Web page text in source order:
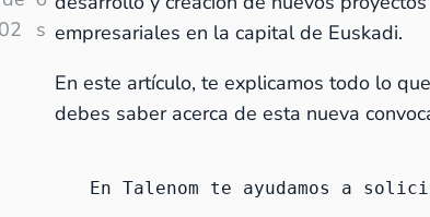
s empresariales en la capital de Euskadi.
En este artículo, te explicamos todo lo que
debes saber acerca de esta nueva
En Talenom te ayudamos a